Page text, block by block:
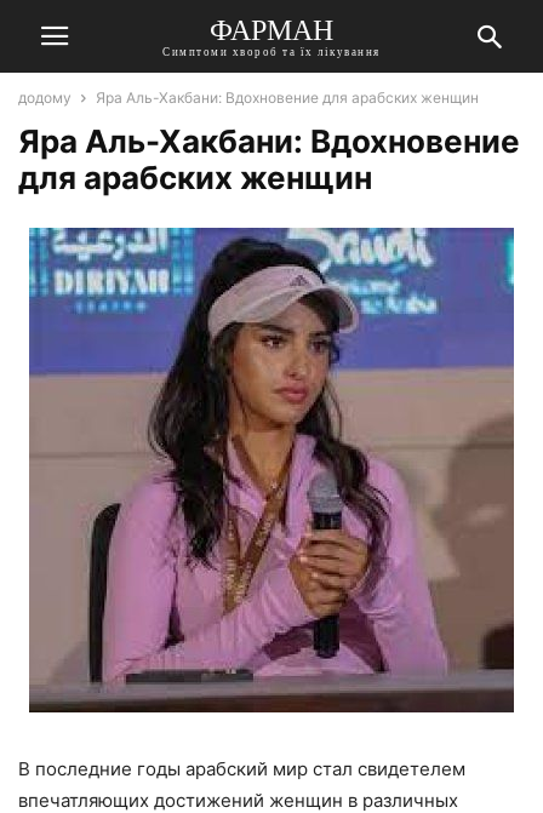
ФАРМАН
Симптоми хвороб та їх лікування
додому Яра Аль-Хакбани: Вдохновение для арабских женщин
Яра Аль-Хакбани: Вдохновение
для арабских женщин
В последние годы арабский мир стал свидетелем
впечатляющих достижений женщин в различных